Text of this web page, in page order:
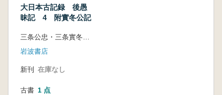
大日本古記録 後愚
昧記 4 附實冬公記
三条公忠・三条實冬 著、 東京大學史料編纂所編纂
岩波書店
新刊 在庫なし
古書 1 点